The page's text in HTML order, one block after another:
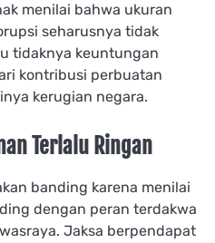
menilai bahwa ukuran
seharusnya tidak
tidaknya keuntungan
kontribusi perbuatan
kerugian negara.
Terlalu Ringan
banding karena menilai
dengan peran terdakwa
Jaksa berpendapat